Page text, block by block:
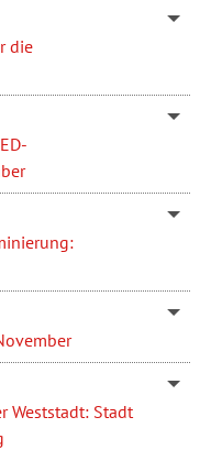
die
Weststadt: Stadt